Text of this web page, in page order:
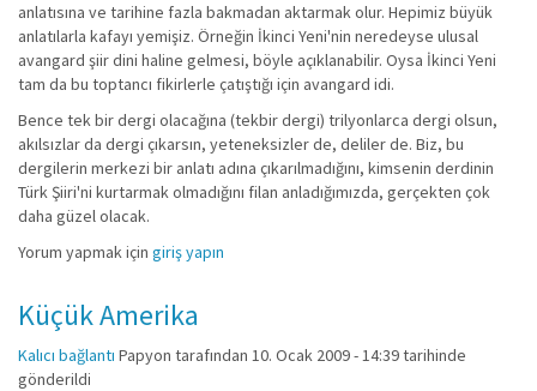
anlatısına ve tarihine fazla bakmadan aktarmak olur. Hepimiz büyük
anlatılarla kafayı yemişiz. Örneğin İkinci Yeni'nin neredeyse ulusal
avangard şiir dini haline gelmesi, böyle açıklanabilir. Oysa İkinci Yeni
tam da bu toptancı fikirlerle çatıştığı için avangard idi.
Bence tek bir dergi olacağına (tekbir dergi) trilyonlarca dergi olsun,
akılsızlar da dergi çıkarsın, yeteneksizler de, deliler de. Biz, bu
dergilerin merkezi bir anlatı adına çıkarılmadığını, kimsenin derdinin
Türk Şiiri'ni kurtarmak olmadığını filan anladığımızda, gerçekten çok
daha güzel olacak.
Yorum yapmak için giriş yapın
Küçük Amerika
Kalıcı bağlantı Papyon tarafından 10. Ocak 2009 - 14:39 tarihinde
gönderildi